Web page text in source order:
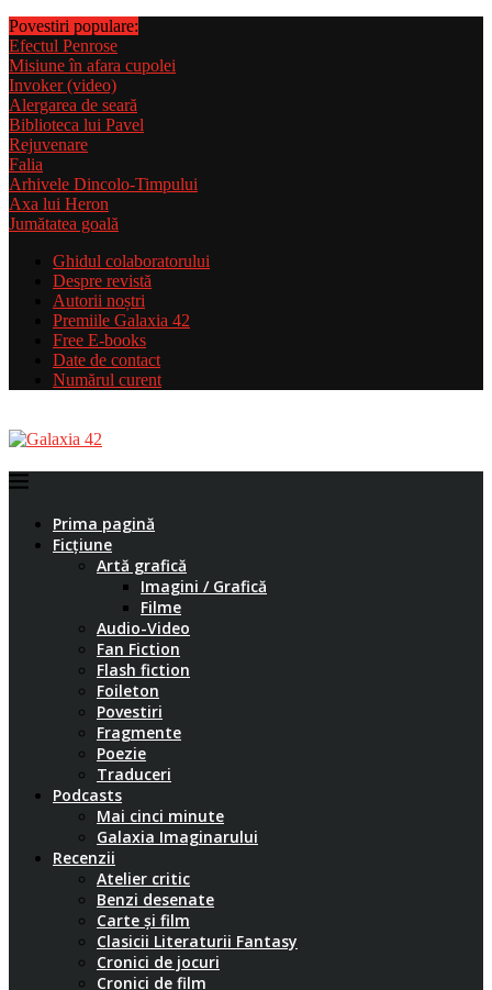
Povestiri populare:
Efectul Penrose
Misiune în afara cupolei
Invoker (video)
Alergarea de seară
Biblioteca lui Pavel
Rejuvenare
Falia
Arhivele Dincolo-Timpului
Axa lui Heron
Jumătatea goală
Ghidul colaboratorului
Despre revistă
Autorii noștri
Premiile Galaxia 42
Free E-books
Date de contact
Numărul curent
Prima pagină
Ficțiune
Artă grafică
Imagini / Grafică
Filme
Audio-Video
Fan Fiction
Flash fiction
Foileton
Povestiri
Fragmente
Poezie
Traduceri
Podcasts
Mai cinci minute
Galaxia Imaginarului
Recenzii
Atelier critic
Benzi desenate
Carte și film
Clasicii Literaturii Fantasy
Cronici de jocuri
Cronici de film